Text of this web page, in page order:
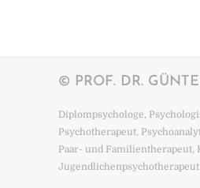
© PROF. DR.
Diplompsychologe,
Psychotherapeut,
Paar- und Familientherapeut,
Jugendlichenpsychotherapeut